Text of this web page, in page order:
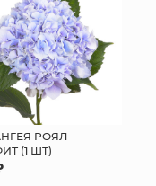
РОЯЛ
(1 ШТ)